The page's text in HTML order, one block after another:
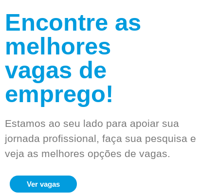
Encontre as
melhores
vagas de
emprego!
Estamos ao seu lado para apoiar sua
jornada profissional, faça sua pesquisa e
veja as melhores opções de vagas.
Ver vagas